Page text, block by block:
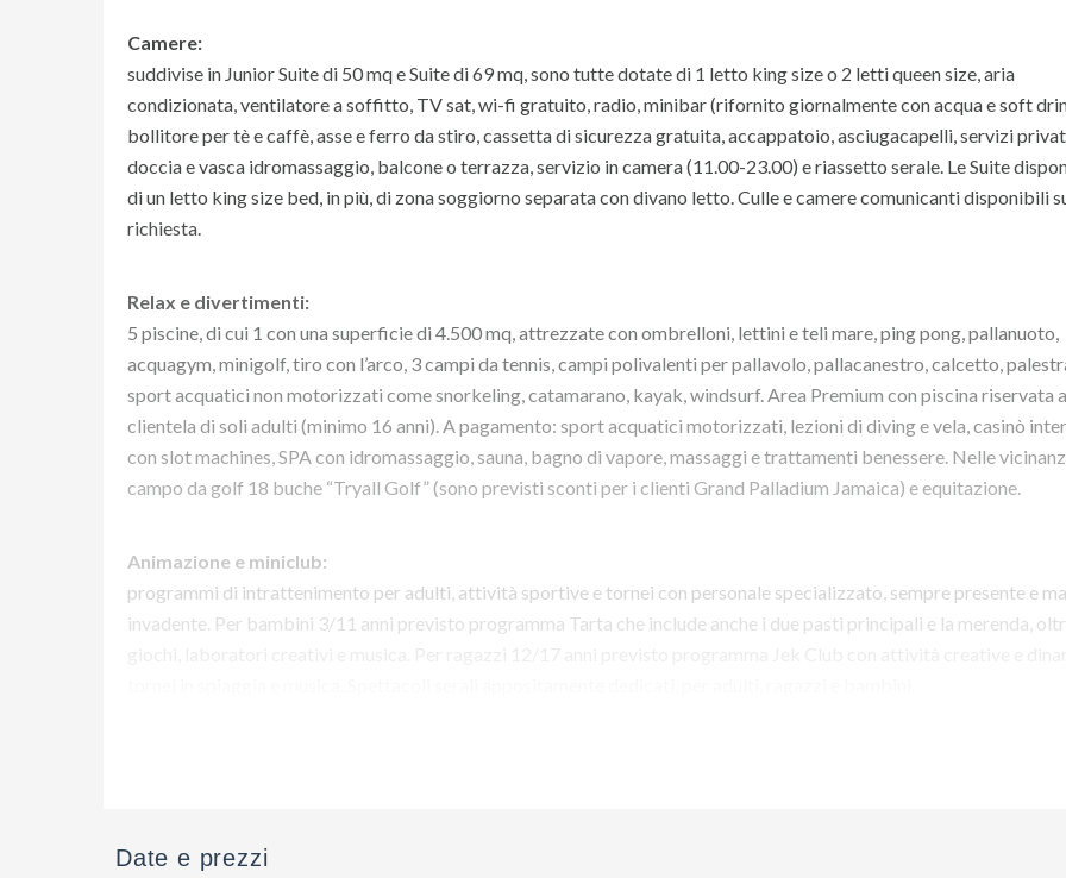
Camere:
suddivise in Junior Suite di 50 mq e Suite di 69 mq, sono tutte dotate di 1 letto king size o 2 letti queen size, aria
condizionata, ventilatore a soffitto, TV sat, wi-fi gratuito, radio, minibar (rifornito giornalmente con acqua e soft
bollitore per tè e caffè, asse e ferro da stiro, cassetta di sicurezza gratuita, accappatoio, asciugacapelli, servizi
doccia e vasca idromassaggio, balcone o terrazza, servizio in camera (11.00-23.00) e riassetto serale. Le Suite
di un letto king size bed, in più, di zona soggiorno separata con divano letto. Culle e camere comunicanti disponibili
richiesta.
Relax e divertimenti:
5 piscine, di cui 1 con una superficie di 4.500 mq, attrezzate con ombrelloni, lettini e teli mare, ping pong, pallanuoto,
acquagym, minigolf, tiro con l’arco, 3 campi da tennis, campi polivalenti per pallavolo, pallacanestro, calcetto,
sport acquatici non motorizzati come snorkeling, catamarano, kayak, windsurf. Area Premium con piscina riservata
clientela di soli adulti (minimo 16 anni). A pagamento: sport acquatici motorizzati, lezioni di diving e vela, casinò
con slot machines, SPA con idromassaggio, sauna, bagno di vapore, massaggi e trattamenti benessere. Nelle
campo da golf 18 buche “Tryall Golf” (sono previsti sconti per i clienti Grand Palladium Jamaica) e equitazione.
Animazione e miniclub:
programmi di intrattenimento per adulti, attività sportive e tornei con personale specializzato, sempre presente e
invadente. Per bambini 3/11 anni previsto programma Tarta che include anche i due pasti principali e la merenda,
Date e prezzi